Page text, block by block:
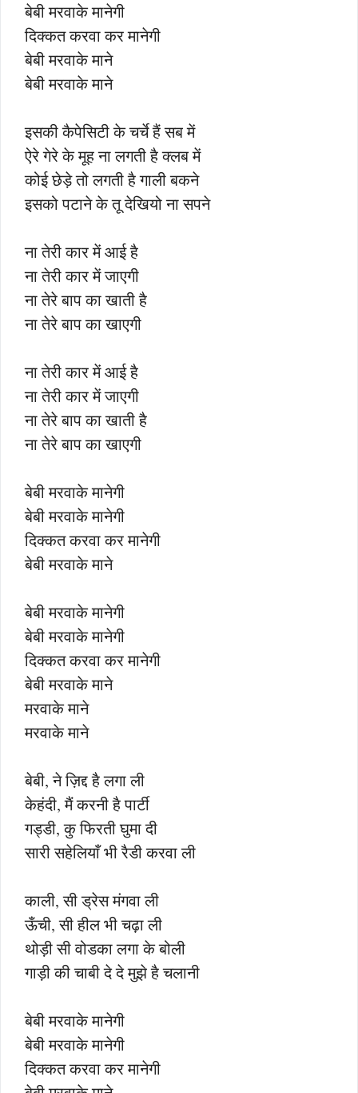
बेबी मरवाके मानेगी
दिक्कत करवा कर मानेगी
बेबी मरवाके माने
बेबी मरवाके माने
इसकी कैपेसिटी के चर्चे हैं सब में
ऐरे गेरे के मूह ना लगती है क्लब में
कोई छेड़े तो लगती है गाली बकने
इसको पटाने के तू देखियो ना सपने
ना तेरी कार में आई है
ना तेरी कार में जाएगी
ना तेरे बाप का खाती है
ना तेरे बाप का खाएगी
ना तेरी कार में आई है
ना तेरी कार में जाएगी
ना तेरे बाप का खाती है
ना तेरे बाप का खाएगी
बेबी मरवाके मानेगी
बेबी मरवाके मानेगी
दिक्कत करवा कर मानेगी
बेबी मरवाके माने
बेबी मरवाके मानेगी
बेबी मरवाके मानेगी
दिक्कत करवा कर मानेगी
बेबी मरवाके माने
मरवाके माने
मरवाके माने
बेबी, ने ज़िद्द है लगा ली
केहंदी, मैं करनी है पार्टी
गड्डी, कु फिरती घुमा दी
सारी सहेलियाँ भी रैडी करवा ली
काली, सी ड्रेस मंगवा ली
ऊँची, सी हील भी चढ़ा ली
थोड़ी सी वोडका लगा के बोली
गाड़ी की चाबी दे दे मुझे है चलानी
बेबी मरवाके मानेगी
बेबी मरवाके मानेगी
दिक्कत करवा कर मानेगी